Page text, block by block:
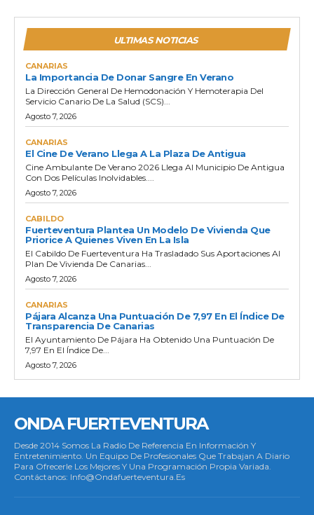
ULTIMAS NOTICIAS
CANARIAS
La Importancia De Donar Sangre En Verano
La Dirección General De Hemodonación Y Hemoterapia Del
Servicio Canario De La Salud (SCS)...
Agosto 7, 2026
CANARIAS
El Cine De Verano Llega A La Plaza De Antigua
Cine Ambulante De Verano 2026 Llega Al Municipio De Antigua
Con Dos Películas Inolvidables....
Agosto 7, 2026
CABILDO
Fuerteventura Plantea Un Modelo De Vivienda Que
Priorice A Quienes Viven En La Isla
El Cabildo De Fuerteventura Ha Trasladado Sus Aportaciones Al
Plan De Vivienda De Canarias...
Agosto 7, 2026
CANARIAS
Pájara Alcanza Una Puntuación De 7,97 En El Índice De
Transparencia De Canarias
El Ayuntamiento De Pájara Ha Obtenido Una Puntuación De
7,97 En El Índice De...
Agosto 7, 2026
ONDA FUERTEVENTURA
Desde 2014 Somos La Radio De Referencia En Información Y
Entretenimiento. Un Equipo De Profesionales Que Trabajan A Diario
Para Ofrecerle Los Mejores Y Una Programación Propia Variada.
Contáctanos: Info@ondafuerteventura.es